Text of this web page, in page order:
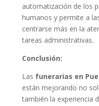
automatización de los
humanos y permite a
centrarse más en la
tareas administrativas.
Conclusión:
Las funerarias en
están mejorando no
también la experiencia